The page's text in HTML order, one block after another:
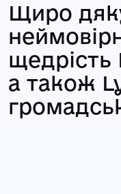
Щиро
щедрість
а також